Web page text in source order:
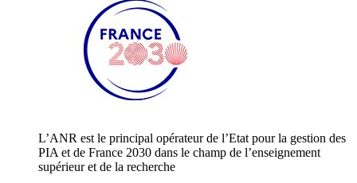
L’ANR est le principal opérateur de l’Etat pour la gestion des
PIA et de France 2030 dans le champ de l’enseignement
supérieur et de la recherche